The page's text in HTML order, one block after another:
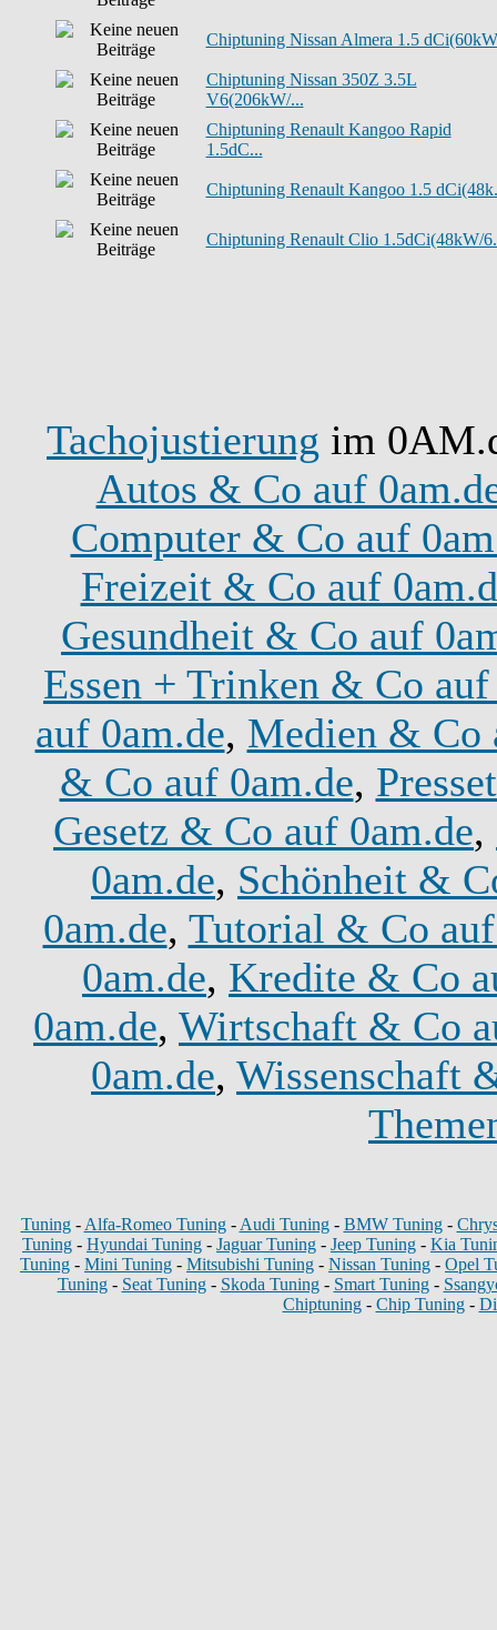
Chiptuning Nissan Almera 1.5
Chiptuning Nissan 350Z 3.5L
V6(206kW/...
Chiptuning Renault Kangoo Rapid
1.5dC...
Chiptuning Renault Kangoo 1.5
Chiptuning Renault Clio 1.5dCi(48kW/
Tachojustierung im
Autos & Co auf
Computer & Co auf
Freizeit & Co auf
Gesundheit & Co auf
Essen + Trinken & Co auf
auf 0am.de, Medien & Co
& Co auf 0am.de,
Gesetz & Co auf 0am.de,
0am.de, Schönheit &
0am.de, Tutorial & Co
0am.de, Kredite & Co
0am.de, Wirtschaft & Co
0am.de, Wissenschaft
Tuning- Alfa-Romeo Tuning- Audi Tuning- BMW Tuning-
Tuning - Hyundai Tuning - Jaguar Tuning - Jeep Tuning - Kia
Tuning - Mini Tuning - Mitsubishi Tuning - Nissan Tuning - Opel
Tuning- Seat Tuning- Skoda Tuning- Smart Tuning-
Chiptuning- Chip Tuning-